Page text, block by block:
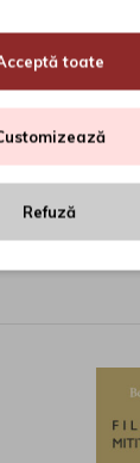
x 330
,Clasa 3,Mediu
toate
Refuză